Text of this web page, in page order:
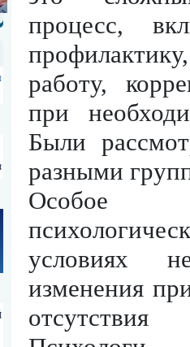
процесс,
работу,
при
Были
разными
Особое
условиях
изменения
отсутствия